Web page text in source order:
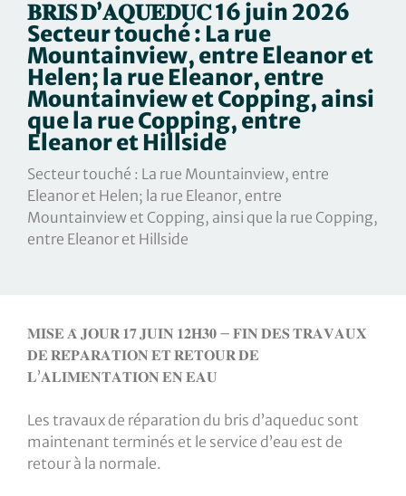
𝐁𝐑𝐈𝐒 𝐃’𝐀𝐐𝐔𝐄𝐃𝐔𝐂 16 juin 2026
Secteur touché : La rue
Mountainview, entre Eleanor et
Helen; la rue Eleanor, entre
Mountainview et Copping, ainsi
que la rue Copping, entre
Eleanor et Hillside
Secteur touché : La rue Mountainview, entre
Eleanor et Helen; la rue Eleanor, entre
Mountainview et Copping, ainsi que la rue Copping,
entre Eleanor et Hillside
𝐌𝐈𝐒𝐄 𝐀̀ 𝐉𝐎𝐔𝐑 𝟏𝟕 𝐉𝐔𝐈𝐍 𝟏𝟐𝐇𝟑𝟎 – 𝐅𝐈𝐍 𝐃𝐄𝐒 𝐓𝐑𝐀𝐕𝐀𝐔𝐗
𝐃𝐄 𝐑𝐄́𝐏𝐀𝐑𝐀𝐓𝐈𝐎𝐍 𝐄𝐓 𝐑𝐄𝐓𝐎𝐔𝐑 𝐃𝐄
𝐋’𝐀𝐋𝐈𝐌𝐄𝐍𝐓𝐀𝐓𝐈𝐎𝐍 𝐄𝐍 𝐄𝐀𝐔
Les travaux de réparation du bris d’aqueduc sont
maintenant terminés et le service d’eau est de
retour à la normale.